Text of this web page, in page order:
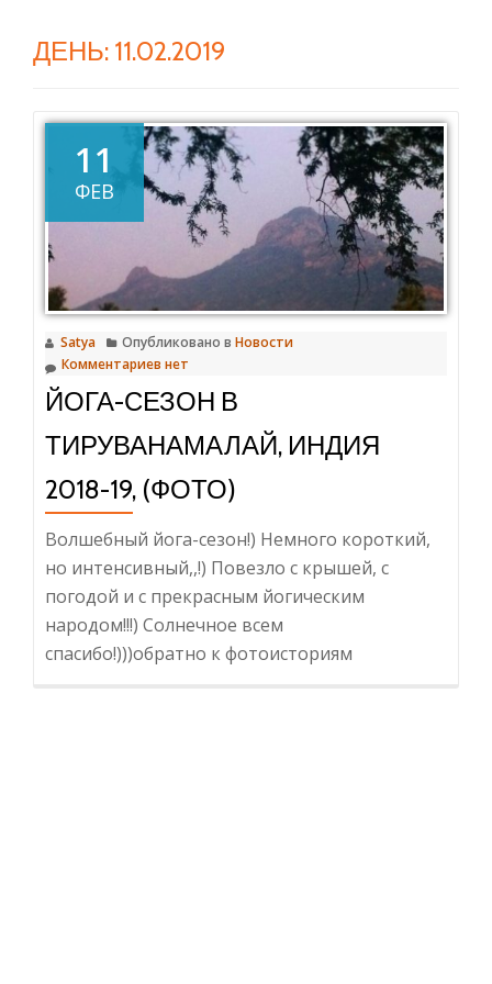
ДЕНЬ: 11.02.2019
11
ФЕВ
Satya Опубликовано в Новости
Комментариев нет
ЙОГА-СЕЗОН В
ТИРУВАНАМАЛАЙ, ИНДИЯ
2018-19, (ФОТО)
Волшебный йога-сезон!) Немного короткий,
но интенсивный,,!) Повезло с крышей, с
погодой и с прекрасным йогическим
народом!!!) Солнечное всем
спасибо!)))обратно к фотоисториям